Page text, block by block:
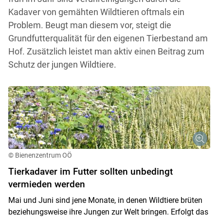
Kadaver von gemähten Wildtieren oftmals ein
Problem. Beugt man diesem vor, steigt die
Grundfutterqualität für den eigenen Tierbestand am
Hof. Zusätzlich leistet man aktiv einen Beitrag zum
Schutz der jungen Wildtiere.
© Bienenzentrum OÖ
Tierkadaver im Futter sollten unbedingt
vermieden werden
Mai und Juni sind jene Monate, in denen Wildtiere brüten
beziehungsweise ihre Jungen zur Welt bringen. Erfolgt das